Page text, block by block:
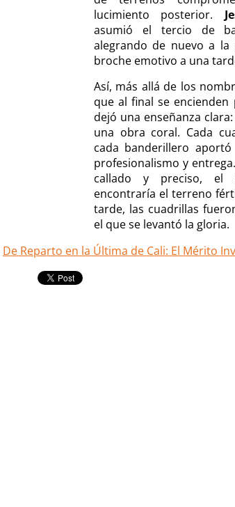
lucimiento posterior.
asumió el tercio de
alegrando de nuevo a
broche emotivo a una
Así, más allá de los
que al final se
dejó una enseñanza
una obra coral. Cada
cada banderillero
profesionalismo y
callado y preciso,
encontraría el terreno
tarde, las cuadrillas
el que se levantó la gloria.
De Reparto en la Última de Cali: El Mérito